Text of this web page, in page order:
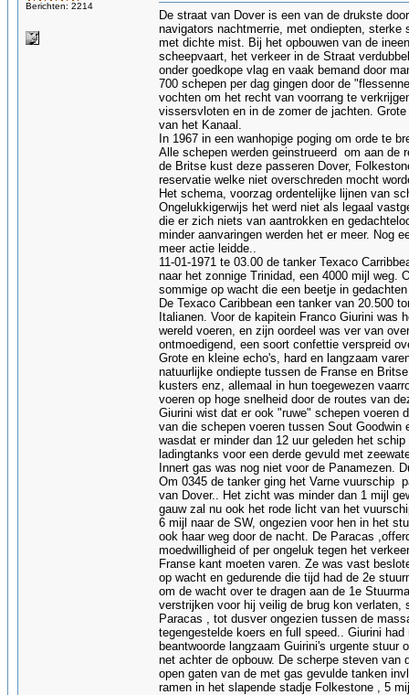
Berichten: 2214
De straat van Dover is een van de drukste
navigators nachtmerrie, met ondiepten, sterke
met dichte mist. Bij het opbouwen van de
scheepvaart, het verkeer in de Straat
onder goedkope vlag en vaak bemand door
700 schepen per dag gingen door de
vochten om het recht van voorrang te
vissersvloten en in de zomer de jachten.
van het Kanaal.
In 1967 in een wanhopige poging om orde te
Alle schepen werden geinstrueerd om aan de
de Britse kust deze passeren Dover,
reservatie welke niet overschreden mocht
Het schema, voorzag ordentelijke lijnen van
Ongelukkigerwijs het werd niet als legaal
die er zich niets van aantrokken en
minder aanvaringen werden het er meer. Nog
meer actie leidde..
11-01-1971 te 03.00 de tanker Texaco
naar het zonnige Trinidad, een 4000 mijl weg.
sommige op wacht die een beetje in
De Texaco Caribbean een tanker van 20.500
Italianen. Voor de kapitein Franco Giurini
wereld voeren, en zijn oordeel was ver van
ontmoedigend, een soort confettie verspreid
Grote en kleine echo's, hard en langzaam
natuurlijke ondiepte tussen de Franse en
kusters enz, allemaal in hun toegewezen
voeren op hoge snelheid door de routes van
Giurini wist dat er ook "ruwe" schepen voeren
van die schepen voeren tussen Sout
wasdat er minder dan 12 uur geleden het
ladingtanks voor een derde gevuld met
Innert gas was nog niet voor de Panamezen.
Om 0345 de tanker ging het Varne vuurschip
van Dover.. Het zicht was minder dan 1 mijl
gauw zal nu ook het rode licht van het
6 mijl naar de SW, ongezien voor hen in het
ook haar weg door de nacht. De Paracas
moedwilligheid of per ongeluk tegen het
Franse kant moeten varen. Ze was vast
op wacht en gedurende die tijd had de 2e
om de wacht over te dragen aan de 1e
verstrijken voor hij veilig de brug kon
Paracas , tot dusver ongezien tussen de
tegengestelde koers en full speed.. Giurini
beantwoorde langzaam Guirini's urgente
net achter de opbouw. De scherpe steven
open gaten van de met gas gevulde tanken
ramen in het slapende stadje Folkestone , 5